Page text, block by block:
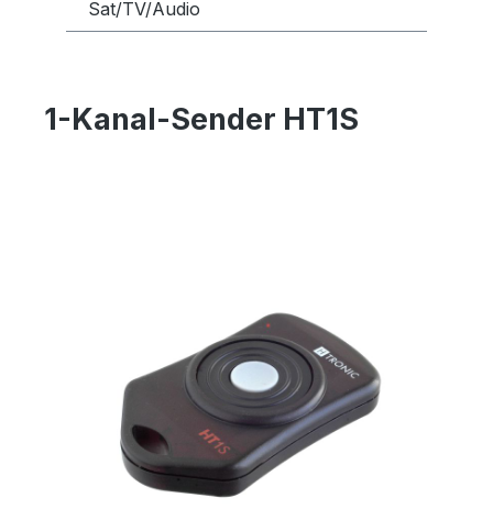
Sat/TV/Audio
1-Kanal-Sender HT1S